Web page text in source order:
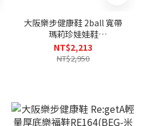
大阪樂步健康鞋 2ball 寬帶
瑪莉珍娃娃鞋
TB109(BLKxBLK-純黑色)
NT$2,213
NT$2,950